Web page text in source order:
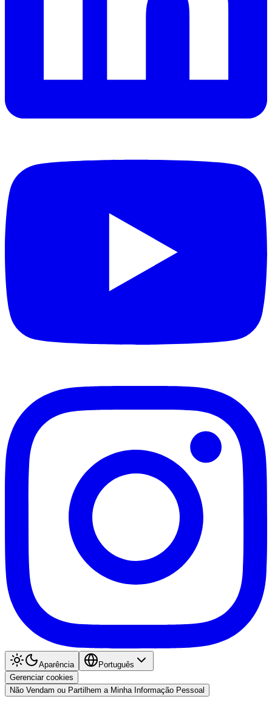
Aparência
Português
Gerenciar cookies
Não Vendam ou Partilhem a Minha Informação Pessoal